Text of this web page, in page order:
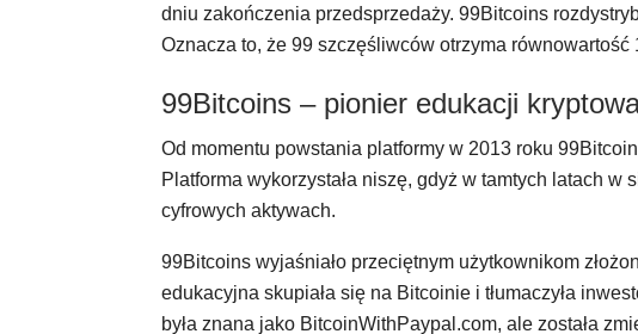
dniu zakończenia przedsprzedaży. 99Bitcoins
Oznacza to, że 99 szczęśliwców otrzyma
99Bitcoins – pionier edukacji
Od momentu powstania platformy w 2013 roku
Platforma wykorzystała niszę, gdyż w tamtych latach w
cyfrowych aktywach.
99Bitcoins wyjaśniało przeciętnym użytkownikom
edukacyjna skupiała się na Bitcoinie i tłumaczyła
była znana jako BitcoinWithPaypal.com, ale została